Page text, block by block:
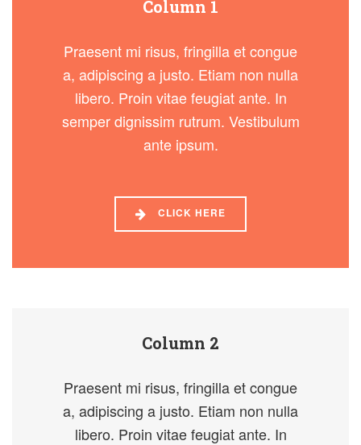
Column 1
Praesent mi risus, fringilla et congue
a, adipiscing a justo. Etiam non nulla
libero. Proin vitae feugiat ante. In
semper dignissim rutrum. Vestibulum
ante ipsum.
CLICK HERE
Column 2
Praesent mi risus, fringilla et congue
a, adipiscing a justo. Etiam non nulla
libero. Proin vitae feugiat ante. In